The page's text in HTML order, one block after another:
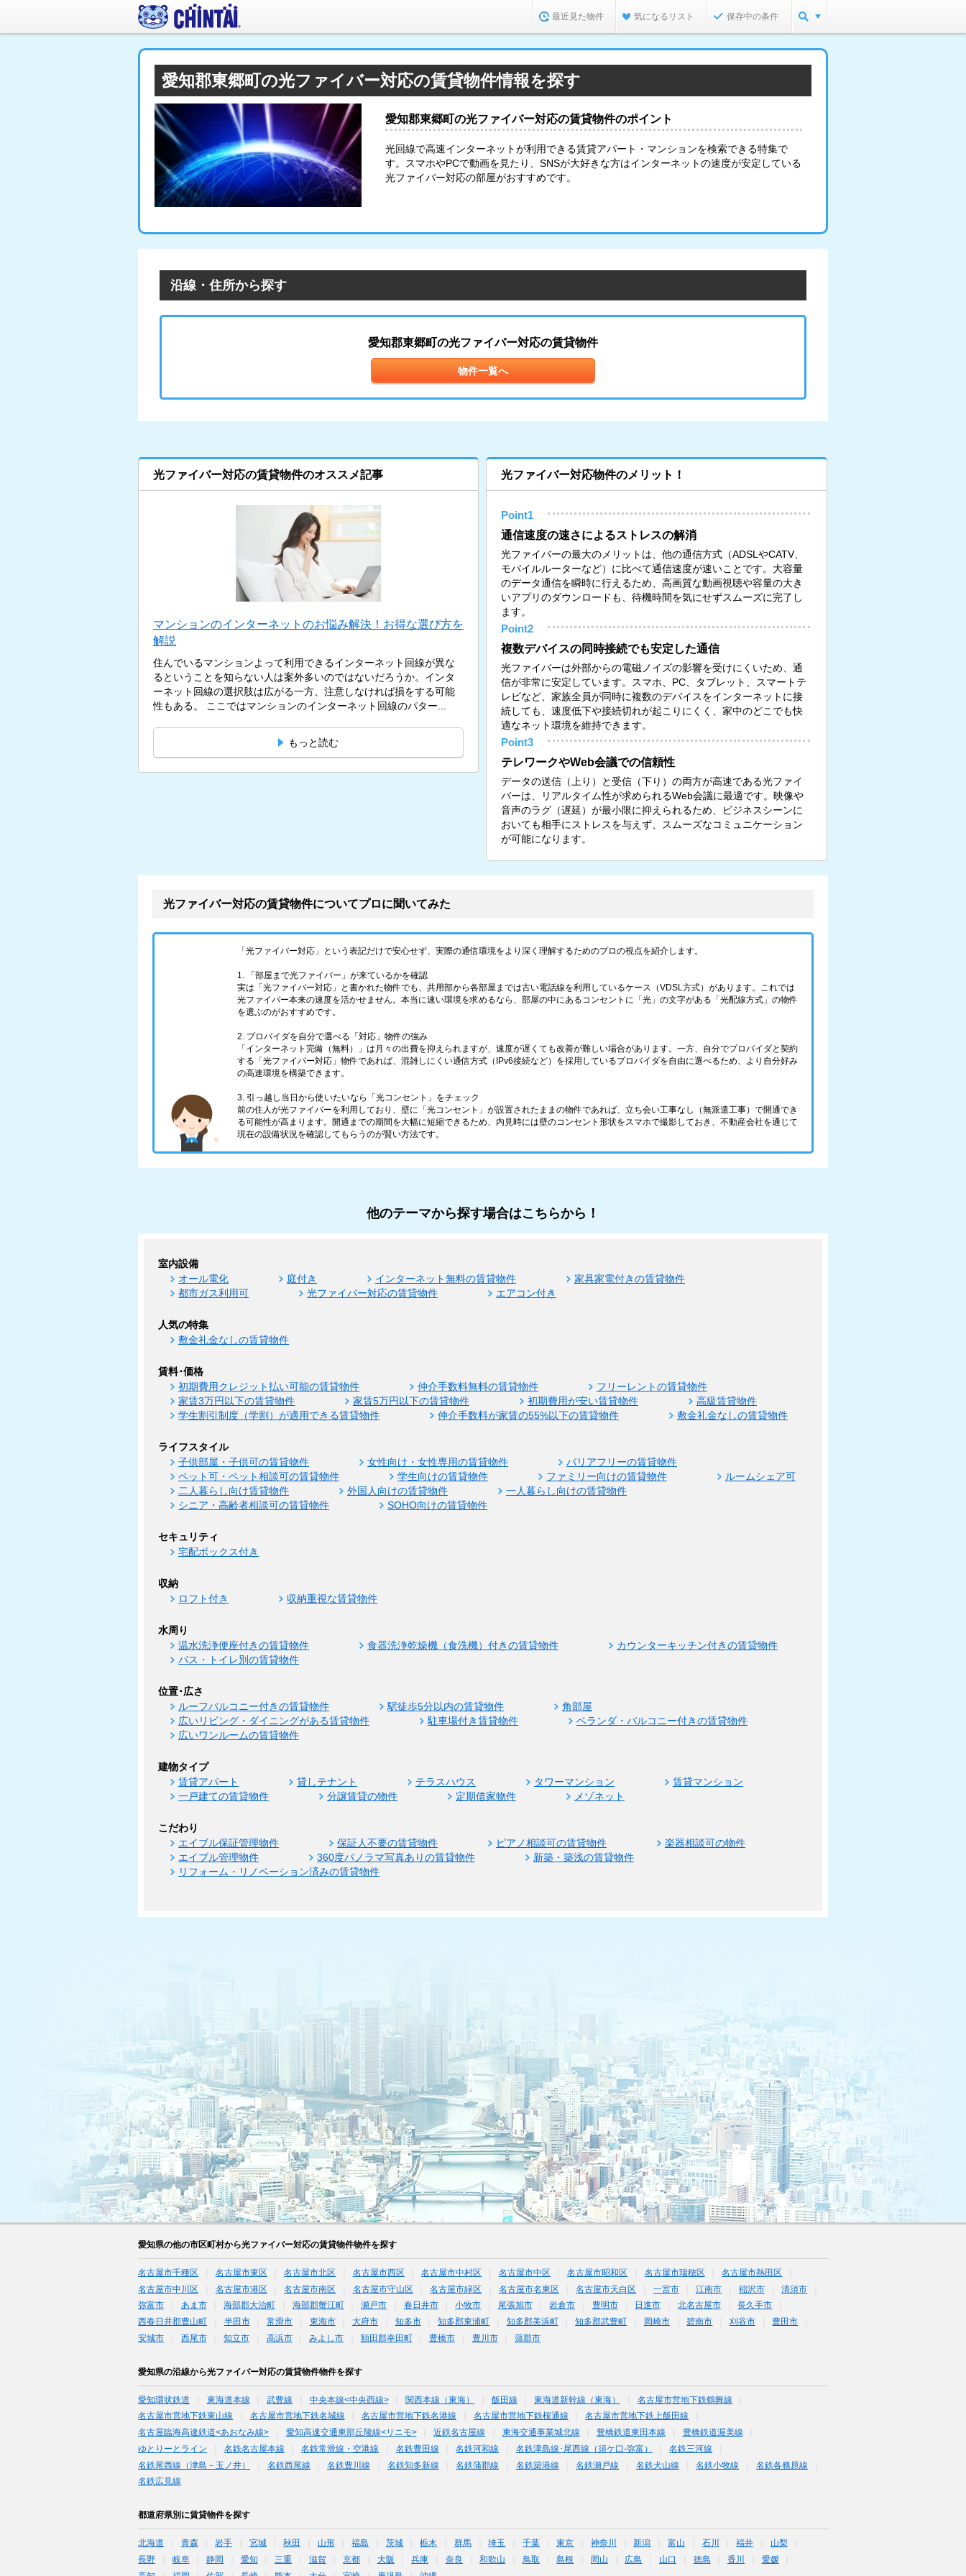
最近見た物件 気になるリスト 保存中の条件
愛知郡東郷町の光ファイバー対応の賃貸物件情報を探す
愛知郡東郷町の光ファイバー対応の賃貸物件のポイント
光回線で高速インターネットが利用できる賃貸アパート・マンションを検索できる特集で
す。スマホやPCで動画を見たり、SNSが大好きな方はインターネットの速度が安定している
光ファイバー対応の部屋がおすすめです。
沿線・住所から探す
愛知郡東郷町の光ファイバー対応の賃貸物件
物件一覧へ
光ファイバー対応の賃貸物件のオススメ記事
マンションのインターネットのお悩み解決！お得な選び方を
解説
住んでいるマンションよって利用できるインターネット回線が異な
るということを知らない人は案外多いのではないだろうか。インタ
ーネット回線の選択肢は広がる一方、注意しなければ損をする可能
性もある。 ここではマンションのインターネット回線のパター...
もっと読む
光ファイバー対応物件のメリット！
Point1
通信速度の速さによるストレスの解消
光ファイバーの最大のメリットは、他の通信方式（ADSLやCATV、
モバイルルーターなど）に比べて通信速度が速いことです。大容量
のデータ通信を瞬時に行えるため、高画質な動画視聴や容量の大き
いアプリのダウンロードも、待機時間を気にせずスムーズに完了し
ます。
Point2
複数デバイスの同時接続でも安定した通信
光ファイバーは外部からの電磁ノイズの影響を受けにくいため、通
信が非常に安定しています。スマホ、PC、タブレット、スマートテ
レビなど、家族全員が同時に複数のデバイスをインターネットに接
続しても、速度低下や接続切れが起こりにくく、家中のどこでも快
適なネット環境を維持できます。
Point3
テレワークやWeb会議での信頼性
データの送信（上り）と受信（下り）の両方が高速である光ファイ
バーは、リアルタイム性が求められるWeb会議に最適です。映像や
音声のラグ（遅延）が最小限に抑えられるため、ビジネスシーンに
おいても相手にストレスを与えず、スムーズなコミュニケーション
が可能になります。
光ファイバー対応の賃貸物件についてプロに聞いてみた
「光ファイバー対応」という表記だけで安心せず、実際の通信環境をより深く理解するためのプロの視点を紹介します。
1. 「部屋まで光ファイバー」が来ているかを確認
実は「光ファイバー対応」と書かれた物件でも、共用部から各部屋までは古い電話線を利用しているケース（VDSL方式）があります。これでは
光ファイバー本来の速度を活かせません。本当に速い環境を求めるなら、部屋の中にあるコンセントに「光」の文字がある「光配線方式」の物件
を選ぶのがおすすめです。
2. プロバイダを自分で選べる「対応」物件の強み
「インターネット完備（無料）」は月々の出費を抑えられますが、速度が遅くても改善が難しい場合があります。一方、自分でプロバイダと契約
する「光ファイバー対応」物件であれば、混雑しにくい通信方式（IPv6接続など）を採用しているプロバイダを自由に選べるため、より自分好み
の高速環境を構築できます。
3. 引っ越し当日から使いたいなら「光コンセント」をチェック
前の住人が光ファイバーを利用しており、壁に「光コンセント」が設置されたままの物件であれば、立ち会い工事なし（無派遣工事）で開通でき
る可能性が高まります。開通までの期間を大幅に短縮できるため、内見時には壁のコンセント形状をスマホで撮影しておき、不動産会社を通じて
現在の設備状況を確認してもらうのが賢い方法です。
他のテーマから探す場合はこちらから！
室内設備
オール電化 庭付き インターネット無料の賃貸物件
家具家電付きの賃貸物件
都市ガス利用可
光ファイバー対応の賃貸物件 エアコン付き
人気の特集
敷金礼金なしの賃貸物件
賃料･価格
初期費用クレジット払い可能の賃貸物件 仲介手数料無料の賃貸物件
フリーレントの賃貸物件
家賃3万円以下の賃貸物件
家賃5万円以下の賃貸物件 初期費用が安い賃貸物件
高級賃貸物件
学生割引制度（学割）が適用できる賃貸物件
仲介手数料が家賃の55%以下の賃貸物件 敷金礼金なしの賃貸物件
ライフスタイル
子供部屋・子供可の賃貸物件 女性向け・女性専用の賃貸物件
バリアフリーの賃貸物件
ペット可・ペット相談可の賃貸物件
学生向けの賃貸物件 ファミリー向けの賃貸物件
ルームシェア可
二人暮らし向け賃貸物件
外国人向けの賃貸物件
一人暮らし向けの賃貸物件
シニア・高齢者相談可の賃貸物件
SOHO向けの賃貸物件
セキュリティ
宅配ボックス付き
収納
ロフト付き 収納重視な賃貸物件
水周り
温水洗浄便座付きの賃貸物件 食器洗浄乾燥機（食洗機）付きの賃貸物件
カウンターキッチン付きの賃貸物件
バス・トイレ別の賃貸物件
位置･広さ
ルーフバルコニー付きの賃貸物件 駅徒歩5分以内の賃貸物件
角部屋
広いリビング・ダイニングがある賃貸物件
駐車場付き賃貸物件
ベランダ・バルコニー付きの賃貸物件
広いワンルームの賃貸物件
建物タイプ
賃貸アパート 貸しテナント テラスハウス タワーマンション
賃貸マンション
一戸建ての賃貸物件
分譲賃貸の物件 定期借家物件 メゾネット
こだわり
エイブル保証管理物件 保証人不要の賃貸物件 ピアノ相談可の賃貸物件
楽器相談可の物件
エイブル管理物件
360度パノラマ写真ありの賃貸物件
新築・築浅の賃貸物件
リフォーム・リノベーション済みの賃貸物件
愛知県の他の市区町村から光ファイバー対応の賃貸物件物件を探す
名古屋市千種区 名古屋市東区 名古屋市北区 名古屋市西区 名古屋市中村区 名古屋市中区 名古屋市昭和区 名古屋市瑞穂区
名古屋市熱田区
名古屋市中川区
名古屋市港区 名古屋市南区 名古屋市守山区 名古屋市緑区 名古屋市名東区 名古屋市天白区 一宮市 江南市 稲沢市
清須市
弥富市
あま市 海部郡大治町 海部郡蟹江町 瀬戸市 春日井市 小牧市 尾張旭市 岩倉市 豊明市 日進市 北名古屋市
長久手市
西春日井郡豊山町
半田市 常滑市 東海市 大府市 知多市 知多郡東浦町 知多郡美浜町 知多郡武豊町 岡崎市 碧南市 刈谷市
豊田市
安城市
西尾市 知立市 高浜市 みよし市 額田郡幸田町 豊橋市 豊川市 蒲郡市
愛知県の沿線から光ファイバー対応の賃貸物件物件を探す
愛知環状鉄道 東海道本線 武豊線 中央本線<中央西線> 関西本線（東海） 飯田線 東海道新幹線（東海）
名古屋市営地下鉄鶴舞線
名古屋市営地下鉄東山線
名古屋市営地下鉄名城線 名古屋市営地下鉄名港線 名古屋市営地下鉄桜通線
名古屋市営地下鉄上飯田線
名古屋臨海高速鉄道<あおなみ線>
愛知高速交通東部丘陵線<リニモ> 近鉄名古屋線 東海交通事業城北線 豊橋鉄道東田本線
豊橋鉄道渥美線
ゆとりーとライン
名鉄名古屋本線 名鉄常滑線・空港線 名鉄豊田線 名鉄河和線 名鉄津島線･尾西線（須ケ口-弥富）
名鉄三河線
名鉄尾西線（津島－玉ノ井）
名鉄西尾線 名鉄豊川線 名鉄知多新線 名鉄蒲郡線 名鉄築港線 名鉄瀬戸線 名鉄犬山線 名鉄小牧線
名鉄各務原線
名鉄広見線
都道府県別に賃貸物件を探す
北海道 青森 岩手 宮城 秋田 山形 福島 茨城 栃木 群馬 埼玉 千葉 東京 神奈川 新潟 富山 石川 福井
山梨
長野
岐阜 静岡 愛知 三重 滋賀 京都 大阪 兵庫 奈良 和歌山 鳥取 島根 岡山 広島 山口 徳島 香川
愛媛